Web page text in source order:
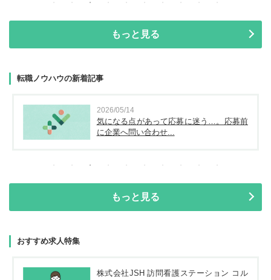
もっと見る
転職ノウハウの新着記事
2026/05/14
気になる点があって応募に迷う…。応募前
に企業へ問い合わせ...
もっと見る
おすすめ求人特集
株式会社JSH 訪問看護ステーション コル